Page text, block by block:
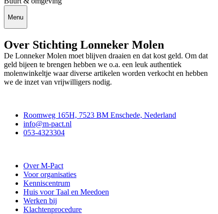
Menu
Over Stichting Lonneker Molen
De Lonneker Molen moet blijven draaien en dat kost geld. Om dat
geld bijeen te brengen hebben we o.a. een leuk authentiek
molenwinkeltje waar diverse artikelen worden verkocht en hebben
we de inzet van vrijwilligers nodig.
Roomweg 165H, 7523 BM Enschede, Nederland
info@m-pact.nl
053-4323304
Over M-Pact
Voor organisaties
Kenniscentrum
Huis voor Taal en Meedoen
Werken bij
Klachtenprocedure